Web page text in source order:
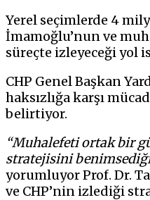
Yerel seçimlerde 4
İmamoğlu’nun ve
süreçte izleyeceği yol
CHP Genel Başkan
haksızlığa karşı
belirtiyor.
“Muhalefeti ortak bir
stratejisini benimsediği
yorumluyor Prof. Dr.
ve CHP’nin izlediği